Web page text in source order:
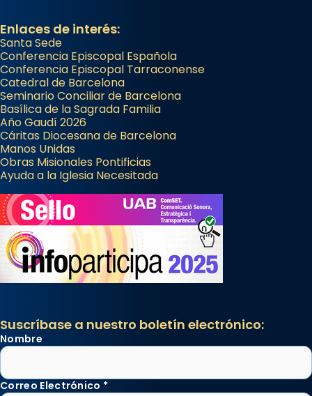
Enlaces de interés:
Santa Sede
Conferencia Episcopal Española
Conferencia Episcopal Tarraconense
Catedral de Barcelona
Seminario Conciliar de Barcelona
Basílica de la Sagrada Familia
Año Gaudí 2026
Cáritas Diocesana de Barcelona
Manos Unidas
Obras Misionales Pontificias
Ayuda a la Iglesia Necesitada
Suscríbase a nuestro boletín electrónico:
Nombre
Correo Electrónico *